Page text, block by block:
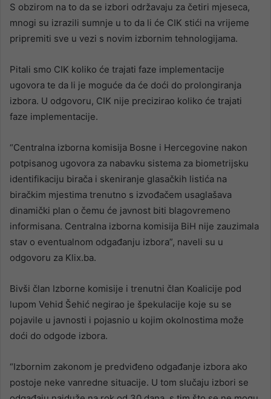
S obzirom na to da se izbori održavaju za četiri mjeseca,
mnogi su izrazili sumnje u to da li će CIK stići na vrijeme
pripremiti sve u vezi s novim izbornim tehnologijama.
Pitali smo CIK koliko će trajati faze implementacije
ugovora te da li je moguće da će doći do prolongiranja
izbora. U odgovoru, CIK nije precizirao koliko će trajati
faze implementacije.
“Centralna izborna komisija Bosne i Hercegovine nakon
potpisanog ugovora za nabavku sistema za biometrijsku
identifikaciju birača i skeniranje glasačkih listića na
biračkim mjestima trenutno s izvođačem usaglašava
dinamički plan o čemu će javnost biti blagovremeno
informisana. Centralna izborna komisija BiH nije zauzimala
stav o eventualnom odgađanju izbora”, naveli su u
odgovoru za Klix.ba.
Bivši član Izborne komisije i trenutni član Koalicije pod
lupom Vehid Šehić negirao je špekulacije koje su se
pojavile u javnosti i pojasnio u kojim okolnostima može
doći do odgode izbora.
“Izbornim zakonom je predviđeno odgađanje izbora ako
postoje neke vanredne situacije. U tom slučaju izbori se